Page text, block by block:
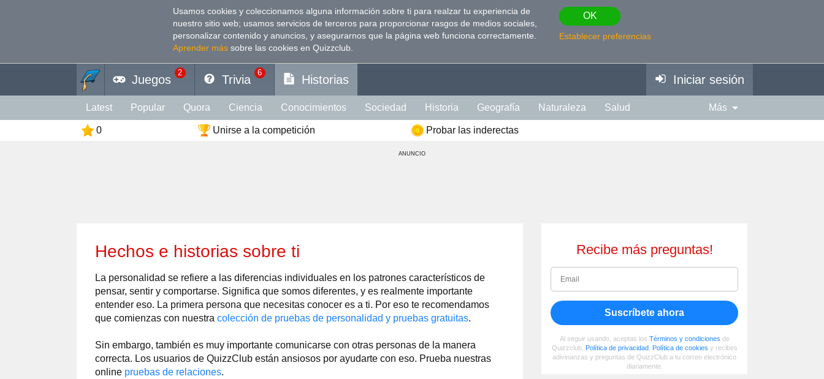
Usamos cookies y coleccionamos alguna información sobre ti para realzar tu experiencia de
nuestro sitio web; usamos servicios de terceros para proporcionar rasgos de medios sociales,
personalizar contenido y anuncios, y asegurarnos que la página web funciona correctamente.
Aprender más sobre las cookies en Quizzclub.
OK
Establecer preferencias
Juegos
2
Trivia
6
Historias Iniciar sesión
Latest Popular Quora Сiencia Conocimientos Sociedad Historia Geografía Naturaleza Salud
Personalidad Animales Visión Política Idioma Comida
Celebridades
Más
0 Unirse a la competición Probar las inderectas
ANUNCIO
Hechos e historias sobre ti
La personalidad se refiere a las diferencias individuales en los patrones característicos de
pensar, sentir y comportarse. Significa que somos diferentes, y es realmente importante
entender eso. La primera persona que necesitas conocer es a ti. Por eso te recomendamos
que comienzas con nuestra colección de pruebas de personalidad y pruebas gratuitas.
Sin embargo, también es muy importante comunicarse con otras personas de la manera
correcta. Los usuarios de QuizzClub están ansiosos por ayudarte con eso. Prueba nuestras
online pruebas de relaciones.
Recibe más preguntas!
Suscríbete ahora
Al seguir usando, aceptas los Términos y condiciones de
Quizzclub, Política de privacidad, Política de cookies y recibes
adivinanzas y preguntas de QuizzClub a tu correo electrónico
diariamente.